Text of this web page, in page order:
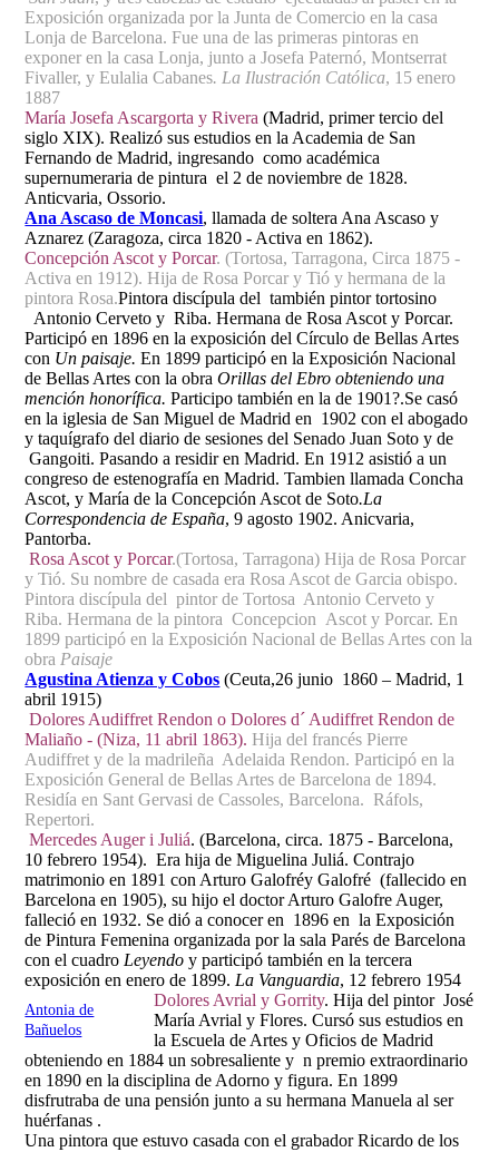
Exposición organizada por la Junta de Comercio en la casa
Lonja de Barcelona. Fue una de las primeras pintoras en
exponer en la casa Lonja, junto a Josefa Paternó, Montserrat
Fivaller, y Eulalia Cabanes. La Ilustración Católica, 15 enero
1887
María Josefa Ascargorta y Rivera (Madrid, primer tercio del
siglo XIX). Realizó sus estudios en la Academia de San
Fernando de Madrid, ingresando como académica
supernumeraria de pintura el 2 de noviembre de 1828.
Anticvaria, Ossorio.
Ana Ascaso de Moncasi, llamada de soltera Ana Ascaso y
Aznarez (Zaragoza, circa 1820 - Activa en 1862).
Concepción Ascot y Porcar. (Tortosa, Tarragona, Circa 1875 -
Activa en 1912). Hija de Rosa Porcar y Tió y hermana de la
pintora Rosa.Pintora discípula del también pintor tortosino
Antonio Cerveto y Riba. Hermana de Rosa Ascot y Porcar.
Participó en 1896 en la exposición del Círculo de Bellas Artes
con Un paisaje. En 1899 participó en la Exposición Nacional
de Bellas Artes con la obraOrillas del Ebro obteniendo una
mención honorífica. Participo también en la de 1901?.Se casó
en la iglesia de San Miguel de Madrid en 1902 con el abogado
y taquígrafo del diario de sesiones del Senado Juan Soto y de
Gangoiti. Pasando a residir en Madrid. En 1912 asistió a un
congreso de estenografía en Madrid. Tambien llamada Concha
Ascot, y María de la Concepción Ascot de Soto.La
Correspondencia de España, 9 agosto 1902. Anicvaria,
Pantorba.
Rosa Ascot y Porcar.(Tortosa, Tarragona) Hija de Rosa Porcar
y Tió. Su nombre de casada era Rosa Ascot de Garcia obispo.
Pintora discípula del pintor de Tortosa Antonio Cerveto y
Riba. Hermana de la pintora Concepcion Ascot y Porcar. En
1899 participó en la Exposición Nacional de Bellas Artes con la
obra Paisaje
Agustina Atienza y Cobos (Ceuta,26 junio 1860 – Madrid, 1
abril 1915)
Dolores Audiffret Rendon o Dolores d´ Audiffret Rendon de
Maliaño - (Niza, 11 abril 1863).Hija del francés Pierre
Audiffret y de la madrileña Adelaida Rendon. Participó en la
Exposición General de Bellas Artes de Barcelona de 1894.
Residía en Sant Gervasi de Cassoles, Barcelona. Ráfols,
Repertori.
Mercedes Auger i Juliá. (Barcelona, circa. 1875 - Barcelona,
10 febrero 1954). Era hija de Miguelina Juliá. Contrajo
matrimonio en 1891 con Arturo Galofréy Galofré (fallecido en
Barcelona en 1905), su hijo el doctor Arturo Galofre Auger,
falleció en 1932. Se dió a conocer en 1896 en la Exposición
de Pintura Femenina organizada por la sala Parés de Barcelona
con el cuadro Leyendoy participó también en la tercera
exposición en enero de 1899. La Vanguardia, 12 febrero 1954
Antonia de
Bañuelos
Dolores Avrial y Gorrity. Hija del pintor José
María Avrial y Flores. Cursó sus estudios en
la Escuela de Artes y Oficios de Madrid
obteniendo en 1884 un sobresaliente y n premio extraordinario
en 1890 en la disciplina de Adorno y figura. En 1899
disfrutraba de una pensión junto a su hermana Manuela al ser
huérfanas .
Una pintora que estuvo casada con el grabador Ricardo de los